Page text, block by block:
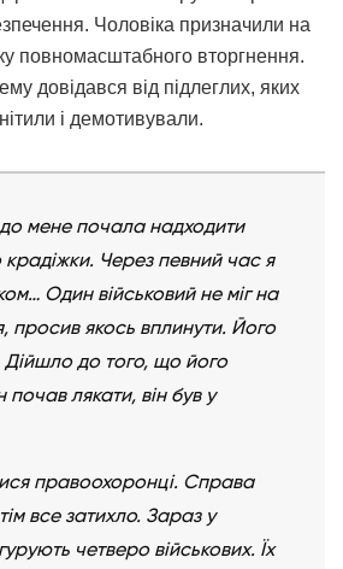
Чоловіка призначили на
повномасштабного вторгнення.
довідався від підлеглих, яких
і демотивували.
мене почала надходити
Через певний час я
Один військовий не міг на
просив якось вплинути. Його
Дійшло до того, що його
лякати, він був у
правоохоронці. Справа
все затихло. Зараз у
четверо військових. Їх